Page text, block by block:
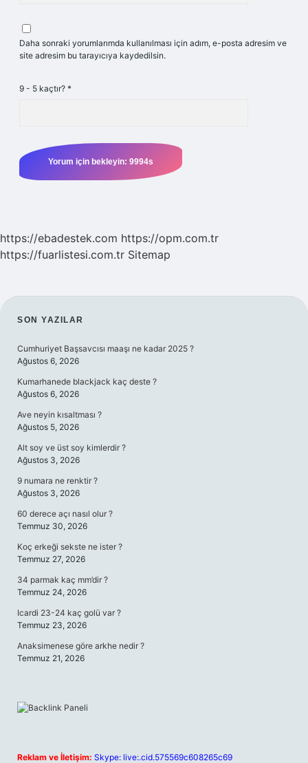
Daha sonraki yorumlarımda kullanılması için adım, e-posta adresim ve
site adresim bu tarayıcıya kaydedilsin.
9 - 5 kaçtır? *
https://ebadestek.com https://opm.com.tr
https://fuarlistesi.com.tr Sitemap
SIDEBAR
SON YAZILAR
Cumhuriyet Başsavcısı maaşı ne kadar 2025 ?
Ağustos 6, 2026
Kumarhanede blackjack kaç deste ?
Ağustos 6, 2026
Ave neyin kısaltması ?
Ağustos 5, 2026
Alt soy ve üst soy kimlerdir ?
Ağustos 3, 2026
9 numara ne renktir ?
Ağustos 3, 2026
60 derece açı nasıl olur ?
Temmuz 30, 2026
Koç erkeği sekste ne ister ?
Temmuz 27, 2026
34 parmak kaç mm’dir ?
Temmuz 24, 2026
Icardi 23-24 kaç golü var ?
Temmuz 23, 2026
Anaksimenese göre arkhe nedir ?
Temmuz 21, 2026
Reklam ve İletişim: Skype: live:.cid.575569c608265c69